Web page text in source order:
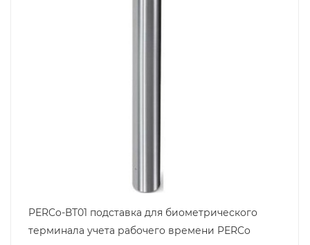
PERCo-ВТ01 подставка для биометрического
терминала учета рабочего времени PERCo